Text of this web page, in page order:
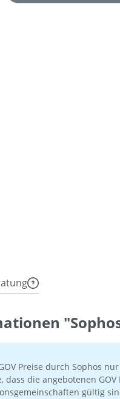
Preise durch Sophos
dass die angebotenen
gültig